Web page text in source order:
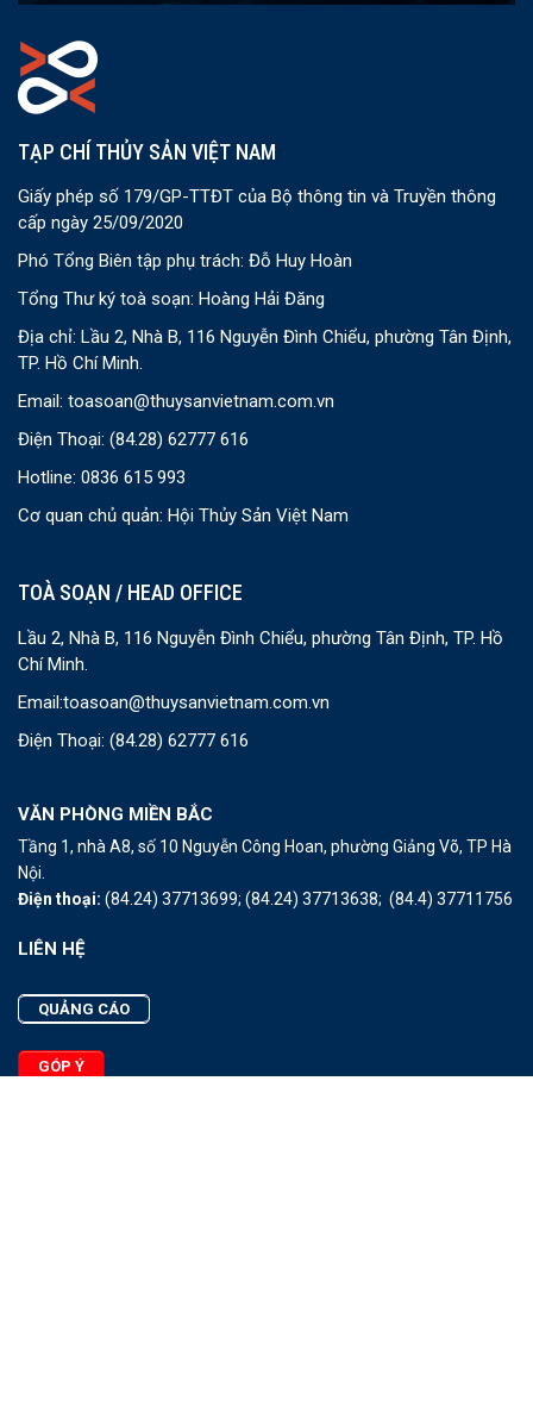
TẠP CHÍ THỦY SẢN VIỆT NAM
Giấy phép số 179/GP-TTĐT của Bộ thông tin và Truyền thông
cấp ngày 25/09/2020
Phó Tổng Biên tập phụ trách: Đỗ Huy Hoàn
Tổng Thư ký toà soạn: Hoàng Hải Đăng
Địa chỉ: Lầu 2, Nhà B, 116 Nguyễn Đình Chiểu, phường Tân Định,
TP. Hồ Chí Minh.
Email: toasoan@thuysanvietnam.com.vn
Điện Thoại: (84.28) 62777 616
Hotline: 0836 615 993
Cơ quan chủ quản: Hội Thủy Sản Việt Nam
TOÀ SOẠN / HEAD OFFICE
Lầu 2, Nhà B, 116 Nguyễn Đình Chiểu, phường Tân Định, TP. Hồ
Chí Minh.
Email:toasoan@thuysanvietnam.com.vn
Điện Thoại: (84.28) 62777 616
VĂN PHÒNG MIỀN BẮC
Tầng 1, nhà A8, số 10 Nguyễn Công Hoan, phường Giảng Võ, TP Hà
Nội.
Điện thoại: (84.24) 37713699; (84.24) 37713638; (84.4) 37711756
LIÊN HỆ
QUẢNG CÁO
GÓP Ý